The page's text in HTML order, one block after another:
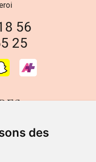
des
56
25
14h à 18h